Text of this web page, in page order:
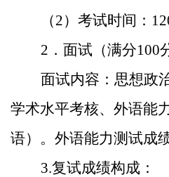
（2）考试时间：
2 ．面试（满分100
面试内容：思想政
学术水平考核、外语能
语）。外语能力测试成
3.复试成绩构成：